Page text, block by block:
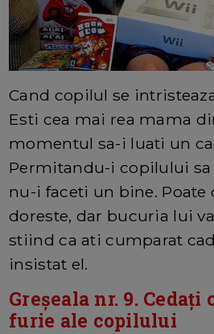
Cand copilul se
Esti cea mai rea mama
momentul sa-i luati un
Permitandu-i copilului sa
nu-i faceti un bine. Poate
doreste, dar bucuria lui
stiind ca ati cumparat
insistat el.
Greșeala nr. 9. Cedați
furie ale copilului